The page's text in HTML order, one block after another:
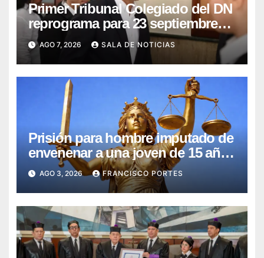
Primer Tribunal Colegiado del DN
reprograma para 23 septiembre
lectura íntegra de sentencia
contra Adán Cáceres y
coimputados
AGO 7, 2026 SALA DE NOTICIAS
Prisión para hombre imputado de
envenenar a una joven de 15 años
de edad, en SDE
AGO 3, 2026 FRANCISCO PORTES